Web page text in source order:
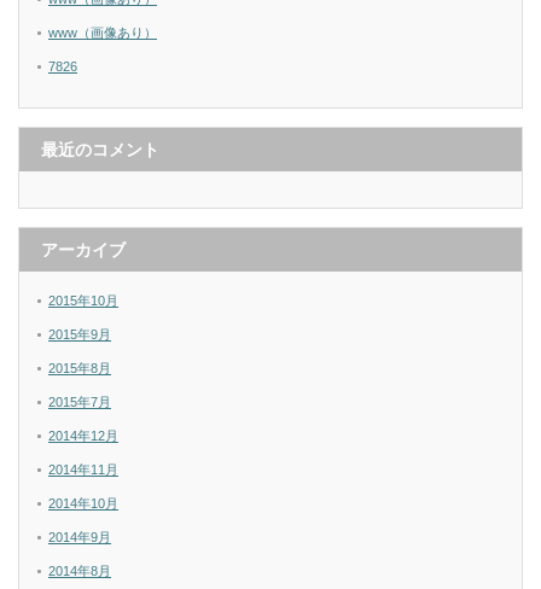
www（画像あり）
7826
最近のコメント
アーカイブ
2015年10月
2015年9月
2015年8月
2015年7月
2014年12月
2014年11月
2014年10月
2014年9月
2014年8月